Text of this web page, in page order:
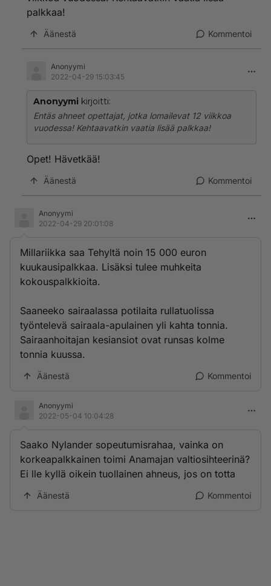
palkkaa!
Äänestä Kommentoi
Anonyymi
2022-04-29 15:03:45
Anonyymi kirjoitti:
Entäs ahneet opettajat, jotka lomailevat 12 viikkoa
vuodessa! Kehtaavatkin vaatia lisää palkkaa!
Opet! Hävetkää!
Äänestä Kommentoi
Anonyymi
2022-04-29 20:01:08
Millariikka saa Tehyltä noin 15 000 euron
kuukausipalkkaa. Lisäksi tulee muhkeita
kokouspalkkioita.
Saaneeko sairaalassa potilaita rullatuolissa
työntelevä sairaala-apulainen yli kahta tonnia.
Sairaanhoitajan kesiansiot ovat runsas kolme
tonnia kuussa.
Äänestä Kommentoi
Anonyymi
2022-05-04 10:04:28
Saako Nylander sopeutumisrahaa, vainka on
korkeapalkkainen toimi Anamajan valtiosihteerinä?
Ei lle kyllä oikein tuollainen ahneus, jos on totta
Äänestä Kommentoi